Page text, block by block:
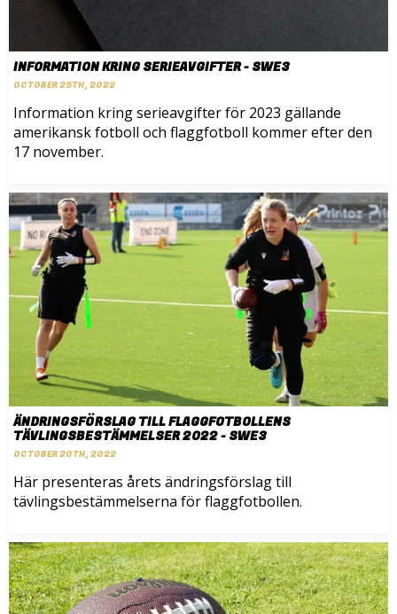
INFORMATION KRING SERIEAVGIFTER - SWE3
OCTOBER 25TH, 2022
Information kring serieavgifter för 2023 gällande
amerikansk fotboll och flaggfotboll kommer efter den
17 november.
ÄNDRINGSFÖRSLAG TILL FLAGGFOTBOLLENS
TÄVLINGSBESTÄMMELSER 2022 - SWE3
OCTOBER 20TH, 2022
Här presenteras årets ändringsförslag till
tävlingsbestämmelserna för flaggfotbollen.